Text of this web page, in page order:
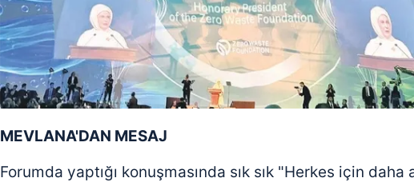
MEVLANA'DAN MESAJ
Forumda yaptığı konuşmasında sık sık "Herkes için daha